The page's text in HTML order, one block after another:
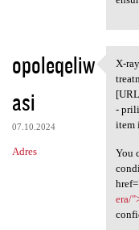
opoleqeliw
asi
07.10.2024
Adres
X-
X-
-
item
You
era/